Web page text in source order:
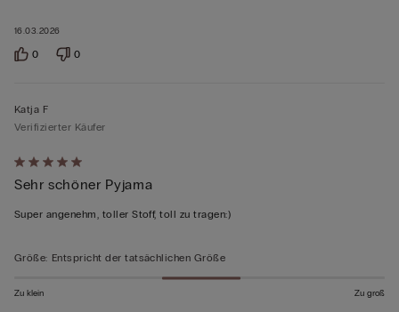
16.03.2026
0 0
Mit
5
von
bewertet
Katja F
Verifizierter Käufer
Sehr schöner Pyjama
Super angenehm, toller Stoff, toll zu tragen:)
Größe: Entspricht der tatsächlichen Größe
Zu klein Zu groß